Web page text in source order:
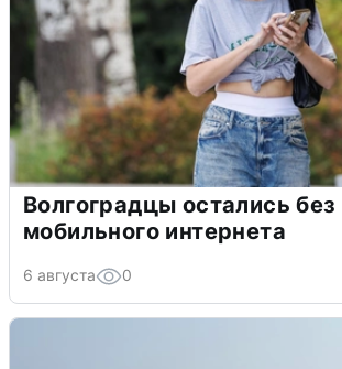
Волгоградцы остались без
мобильного интернета
6 августа 0